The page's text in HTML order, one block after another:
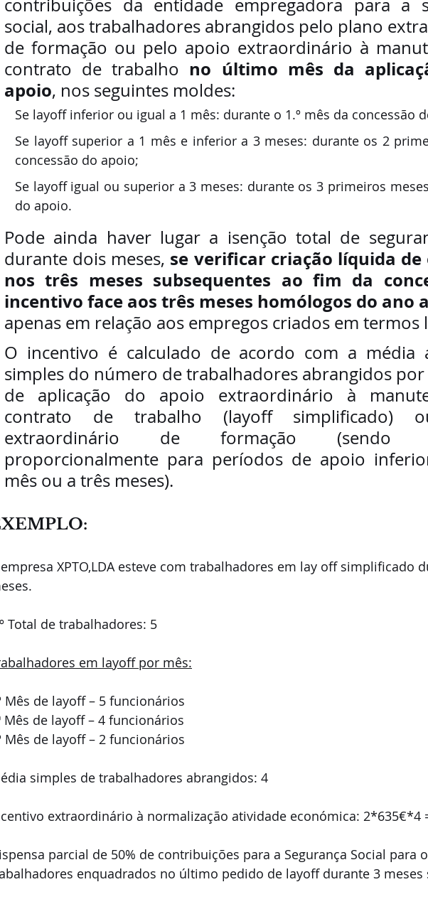
contribuições da entidade empregadora para a
social, aos trabalhadores abrangidos pelo plano
de formação ou pelo apoio extraordinário à
contrato de trabalho no último mês da
apoio, nos seguintes moldes:
Se layoff inferior ou igual a 1 mês: durante o 1.º mês da concessão
Se layoff superior a 1 mês e inferior a 3 meses: durante os 2
concessão do apoio;
Se layoff igual ou superior a 3 meses: durante os 3 primeiros
do apoio.
Pode ainda haver lugar a isenção total de
durante dois meses, se verificar criação líquida de
nos três meses subsequentes ao fim da
incentivo face aos três meses homólogos do ano
apenas em relação aos empregos criados em termos
O incentivo é calculado de acordo com a média
simples do número de trabalhadores abrangidos por
de aplicação do apoio extraordinário à
contrato de trabalho (layoff simplificado)
extraordinário de formação (sendo
proporcionalmente para períodos de apoio
mês ou a três meses).
XPTO,LDA esteve com trabalhadores em lay off simplificado
Total de trabalhadores: 5
em layoff por mês:
Mês de layoff – 5 funcionários
Mês de layoff – 4 funcionários
Mês de layoff – 2 funcionários
simples de trabalhadores abrangidos: 4
extraordinário à normalização atividade económica: 2*635€*4
parcial de 50% de contribuições para a Segurança Social para
enquadrados no último pedido de layoff durante 3 meses